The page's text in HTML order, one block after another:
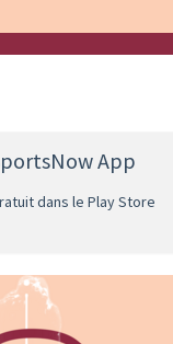
App
dans le Play Store